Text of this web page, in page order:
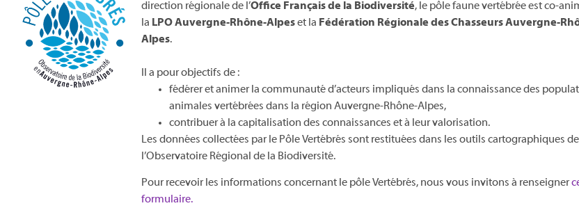
direction régionale de l’Office Français de la Biodiversité, le pôle faune vertébrée est co-
la LPO Auvergne-Rhône-Alpeset la Fédération Régionale des Chasseurs Auvergne-
Alpes.
Il a pour objectifs de :
fédérer et animer la communauté d’acteurs impliqués dans la connaissance des
animales vertébrées dans la région Auvergne-Rhône-Alpes,
contribuer à la capitalisation des connaissances et à leur valorisation.
Les données collectées par le Pôle Vertébrés sont restituées dans les outils cartographiques de
l’Observatoire Régional de la Biodiversité.
Pour recevoir les informations concernant le pôle Vertébrés, nous vous invitons à renseigner
formulaire.